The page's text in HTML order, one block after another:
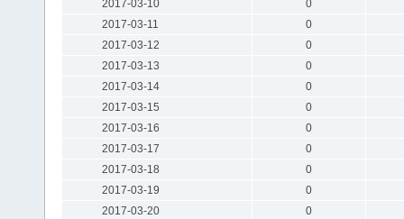
2017-03-10
0
2017-03-11
0
2017-03-12
0
2017-03-13
0
2017-03-14
0
2017-03-15
0
2017-03-16
0
2017-03-17
0
2017-03-18
0
2017-03-19
0
2017-03-20
0